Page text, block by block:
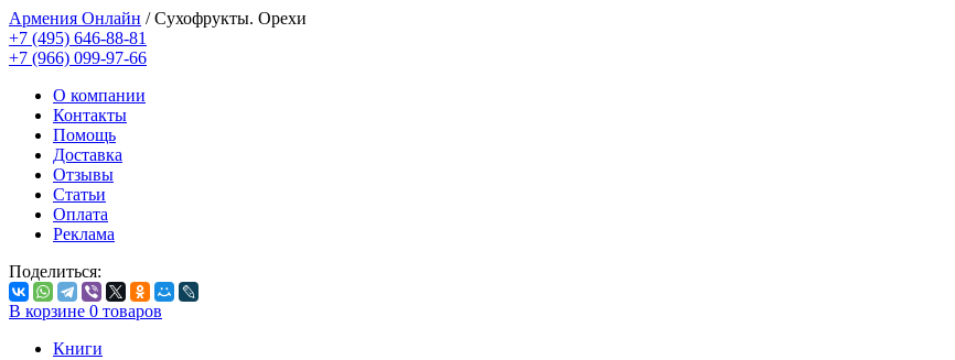
Армения Онлайн /Сухофрукты. Орехи
+7 (495) 646-88-81
+7 (966) 099-97-66
О компании
Контакты
Помощь
Доставка
Отзывы
Статьи
Оплата
Реклама
Поделиться:
В корзине 0 товаров
Книги